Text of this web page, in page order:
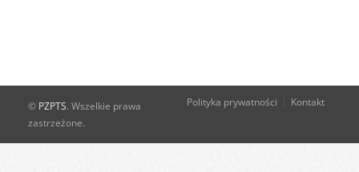
© PZPTS. Wszelkie prawa
zastrzeżone.
Polityka prywatności Kontakt